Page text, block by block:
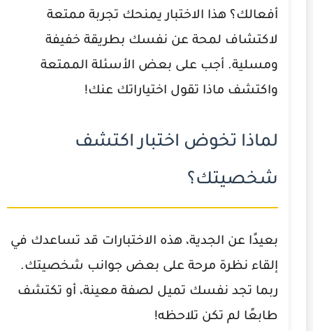
أفعالك؟ هذا الاختبار يمنحك تجربة ممتعة
لاكتشاف لمحة عن نفسك بطريقة خفيفة
ومسلية. أجب على بعض الأسئلة الممتعة
واكتشف ماذا تقول اختياراتك عنك!
لماذا تخوض اختبار اكتشف
شخصيتك؟
بعيدًا عن الجدية، هذه الاختبارات قد تساعدك في
إلقاء نظرة مرحة على بعض جوانب شخصيتك.
ربما تجد نفسك تميل لصفة معينة، أو تكتشف
طابعًا لم تكن تلاحظه!